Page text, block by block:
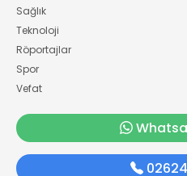
Sağlık
Teknoloji
Röportajlar
Spor
Vefat